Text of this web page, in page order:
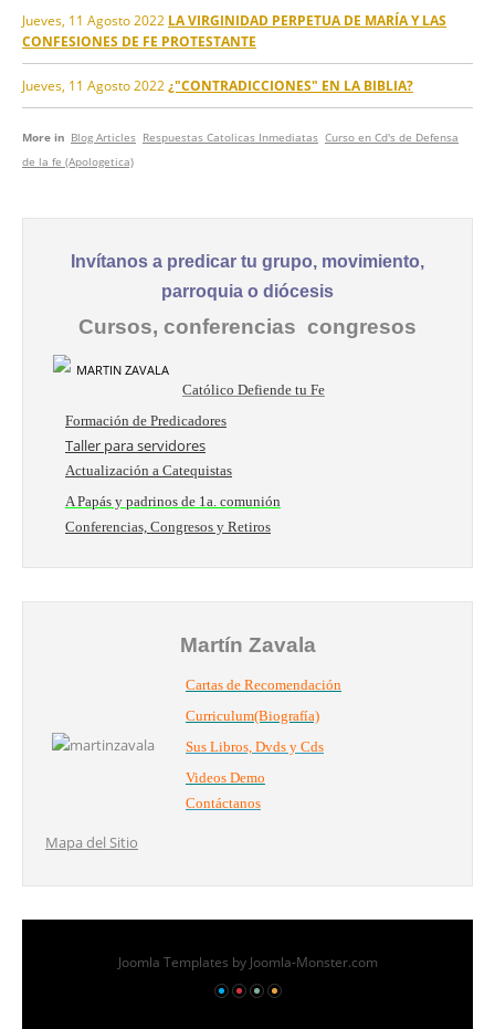
Jueves, 11 Agosto 2022 LA VIRGINIDAD PERPETUA DE MARÍA Y LAS
CONFESIONES DE FE PROTESTANTE
Jueves, 11 Agosto 2022 ¿"CONTRADICCIONES" EN LA BIBLIA?
More in Blog Articles Respuestas Catolicas Inmediatas Curso en Cd's de Defensa
de la fe (Apologetica)
Invítanos a predicar tu grupo, movimiento,
parroquia o diócesis
Cursos, conferencias congresos
Católico Defiende tu Fe
Formación de Predicadores
Taller para servidores
Actualización a Catequistas
A Papás y padrinos de 1a. comunión
Conferencias, Congresos y Retiros
Martín Zavala
Cartas de Recomendación
Curriculum(Biografía)
Sus Libros, Dvds y Cds
Videos Demo
Contáctanos
Mapa del Sitio
Joomla Templates by Joomla-Monster.com